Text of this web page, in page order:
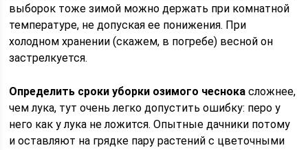
выборок тоже зимой можно держать при комнатной
температуре, не допуская ее понижения. При
холодном хранении (скажем, в погребе) весной он
застрелкуется.
Определить сроки уборки озимого чеснока сложнее,
чем лука, тут очень легко допустить ошибку: перо у
него как у лука не ложится. Опытные дачники потому
и оставляют на грядке пару растений с цветочными